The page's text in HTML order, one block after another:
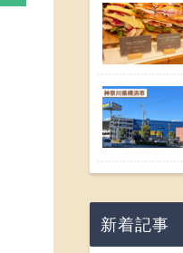
新着記事